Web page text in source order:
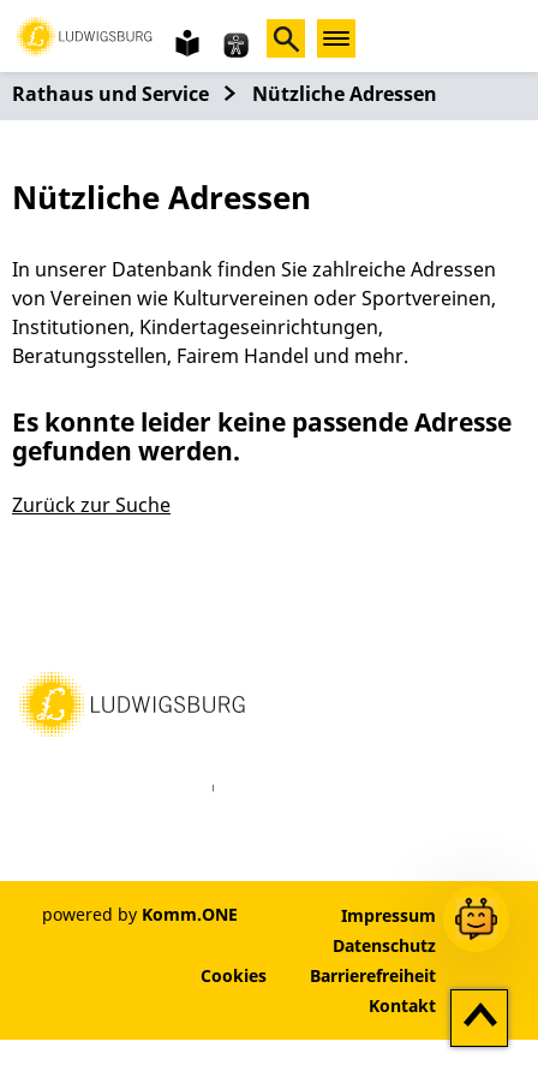
Gebärdensprache
leichte
Sprache
Rathaus und Service Nützliche Adressen
Nützliche Adressen
In unserer Datenbank finden Sie zahlreiche Adressen
von Vereinen wie Kulturvereinen oder Sportvereinen,
Institutionen, Kindertageseinrichtungen,
Beratungsstellen, Fairem Handel und mehr.
Es konnte leider keine passende Adresse
gefunden werden.
Zurück zur Suche
LinkedIn
powered by Komm.ONE
Impressum
Datenschutz
Cookies
Barrierefreiheit
Kontakt
Zum